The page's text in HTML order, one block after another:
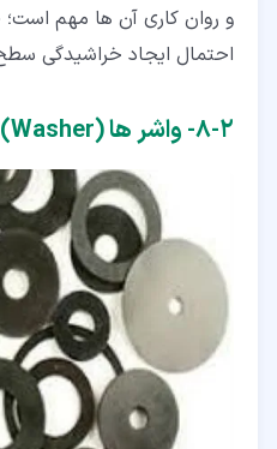
و روان کاری آن ها مهم
احتمال ایجاد خراشیدگی
۲‏-‏۸‏- واشر ها (Washer)